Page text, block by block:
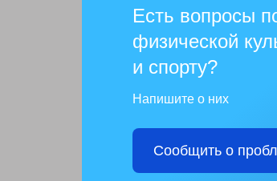
Есть вопросы
физической
и спорту?
Напишите о них
Сообщить о